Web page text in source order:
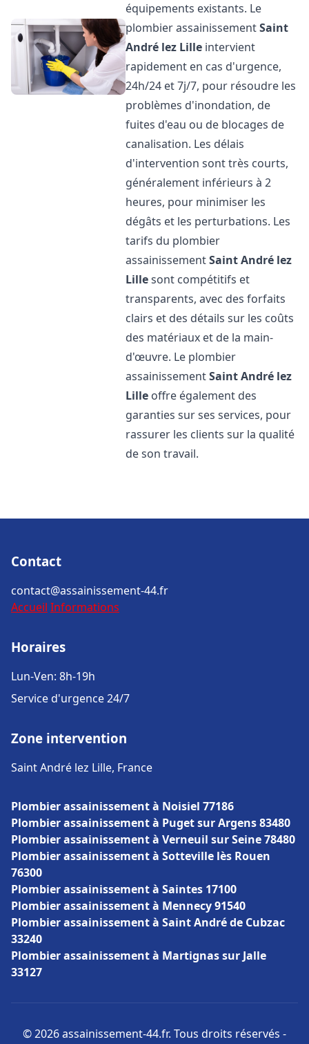
équipements existants. Le
plombier assainissementSaint
André lez Lille intervient
rapidement en cas d'urgence,
24h/24 et 7j/7, pour résoudre les
problèmes d'inondation, de
fuites d'eau ou de blocages de
canalisation. Les délais
d'intervention sont très courts,
généralement inférieurs à 2
heures, pour minimiser les
dégâts et les perturbations. Les
tarifs du plombier
assainissementSaint André lez
Lillesont compétitifs et
transparents, avec des forfaits
clairs et des détails sur les coûts
des matériaux et de la main-
d'œuvre. Le plombier
assainissementSaint André lez
Lille offre également des
garanties sur ses services, pour
rassurer les clients sur la qualité
de son travail.
Contact
contact@assainissement-44.fr
Accueil Informations
Horaires
Lun-Ven: 8h-19h
Service d'urgence 24/7
Zone intervention
Saint André lez Lille, France
Plombier assainissement à Noisiel 77186
Plombier assainissement à Puget sur Argens 83480
Plombier assainissement à Verneuil sur Seine 78480
Plombier assainissement à Sotteville lès Rouen
76300
Plombier assainissement à Saintes 17100
Plombier assainissement à Mennecy 91540
Plombier assainissement à Saint André de Cubzac
33240
Plombier assainissement à Martignas sur Jalle
33127
© 2026 assainissement-44.fr. Tous droits réservés -